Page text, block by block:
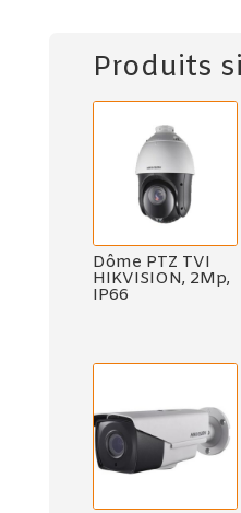
Produits
Dôme PTZ TVI
HIKVISION, 2Mp,
IP66